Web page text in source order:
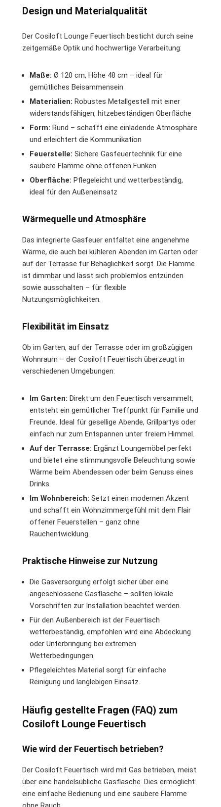
Design und Materialqualität
Der Cosiloft Lounge Feuertisch besticht durch seine
zeitgemäße Optik und hochwertige Verarbeitung:
Maße: Ø 120 cm, Höhe 48 cm – ideal für
gemütliches Beisammensein
Materialien: Robustes Metallgestell mit einer
widerstandsfähigen, hitzebeständigen Oberfläche
Form: Rund – schafft eine einladende Atmosphäre
und erleichtert die Kommunikation
Feuerstelle: Sichere Gasfeuertechnik für eine
saubere Flamme ohne offenen Funken
Oberfläche: Pflegeleicht und wetterbeständig,
ideal für den Außeneinsatz
Wärmequelle und Atmosphäre
Das integrierte Gasfeuer entfaltet eine angenehme
Wärme, die auch bei kühleren Abenden im Garten oder
auf der Terrasse für Behaglichkeit sorgt. Die Flamme
ist dimmbar und lässt sich problemlos entzünden
sowie ausschalten – für flexible
Nutzungsmöglichkeiten.
Flexibilität im Einsatz
Ob im Garten, auf der Terrasse oder im großzügigen
Wohnraum – der Cosiloft Feuertisch überzeugt in
verschiedenen Umgebungen:
Im Garten: Direkt um den Feuertisch versammelt,
entsteht ein gemütlicher Treffpunkt für Familie und
Freunde. Ideal für gesellige Abende, Grillpartys oder
einfach nur zum Entspannen unter freiem Himmel.
Auf der Terrasse: Ergänzt Loungemöbel perfekt
und bietet eine stimmungsvolle Beleuchtung sowie
Wärme beim Abendessen oder beim Genuss eines
Drinks.
Im Wohnbereich: Setzt einen modernen Akzent
und schafft ein Wohnzimmergefühl mit dem Flair
offener Feuerstellen – ganz ohne
Rauchentwicklung.
Praktische Hinweise zur Nutzung
Die Gasversorgung erfolgt sicher über eine
angeschlossene Gasflasche – sollten lokale
Vorschriften zur Installation beachtet werden.
Für den Außenbereich ist der Feuertisch
wetterbeständig, empfohlen wird eine Abdeckung
oder Unterbringung bei extremen
Wetterbedingungen.
Pflegeleichtes Material sorgt für einfache
Reinigung und langlebigen Einsatz.
Häufig gestellte Fragen (FAQ) zum
Cosiloft Lounge Feuertisch
Wie wird der Feuertisch betrieben?
Der Cosiloft Feuertisch wird mit Gas betrieben, meist
über eine handelsübliche Gasflasche. Dies ermöglicht
eine einfache Bedienung und eine saubere Flamme